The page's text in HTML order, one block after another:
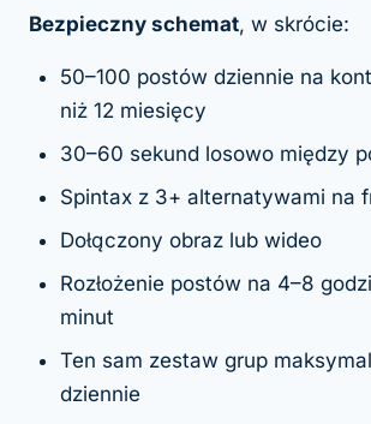
Bezpieczny schemat, w skrócie:
50–100 postów dziennie na
niż 12 miesięcy
30–60 sekund losowo między
Spintax z 3+ alternatywami na
Dołączony obraz lub wideo
Rozłożenie postów na 4–8
minut
Ten sam zestaw grup
dziennie